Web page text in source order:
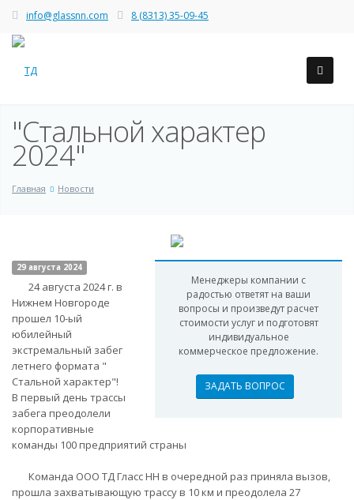
info@glassnn.com 8 (8313) 35-09-45
"Стальной характер
2024"
Главная Новости
Менеджеры компании с
радостью ответят на ваши
вопросы и произведут расчет
стоимости услуг и подготовят
индивидуальное
коммерческое предложение.
ЗАДАТЬ ВОПРОС
29 августа 2024
24 августа 2024 г. в
Нижнем Новгороде
прошел 10-ый
юбилейный
экстремальный забег
летнего формата "
Стальной характер"!
В первый день трассы
забега преодолели
корпоративные
команды 100 предприятий страны
Команда ООО ТД Гласс НН в очередной раз приняла вызов,
прошла захватывающую трассу в 10 км и преодолела 27